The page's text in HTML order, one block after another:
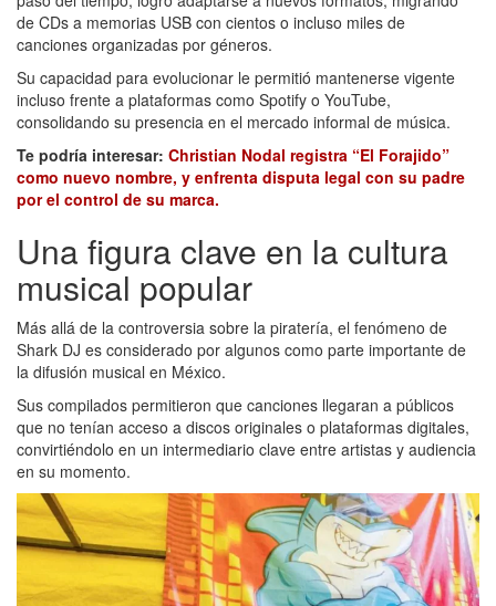
de CDs a memorias USB con cientos o incluso miles de
canciones organizadas por géneros.
Su capacidad para evolucionar le permitió mantenerse vigente
incluso frente a plataformas como Spotify o YouTube,
consolidando su presencia en el mercado informal de música.
Te podría interesar: Christian Nodal registra “El Forajido”
como nuevo nombre, y enfrenta disputa legal con su padre
por el control de su marca.
Una figura clave en la cultura
musical popular
Más allá de la controversia sobre la piratería, el fenómeno de
Shark DJ es considerado por algunos como parte importante de
la difusión musical en México.
Sus compilados permitieron que canciones llegaran a públicos
que no tenían acceso a discos originales o plataformas digitales,
convirtiéndolo en un intermediario clave entre artistas y audiencia
en su momento.